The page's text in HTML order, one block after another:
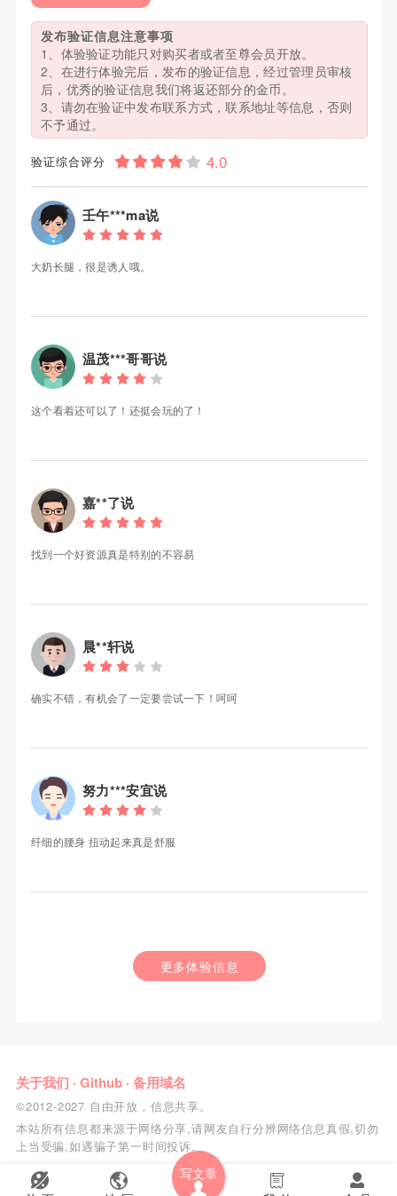
写文章
发布验证信息注意事项
1、体验验证功能只对购买者或者至尊会员开放。
2、在进行体验完后，发布的验证信息，经过管理员审核
后，优秀的验证信息我们将返还部分的金币。
3、请勿在验证中发布联系方式，联系地址等信息，否则
不予通过。
验证综合评分
壬午***ma说
大奶长腿，很是诱人哦。
温茂***哥哥说
这个看着还可以了！还挺会玩的了！
嘉**了说
找到一个好资源真是特别的不容易
晨**轩说
确实不错，有机会了一定要尝试一下！呵呵
努力***安宜说
纤细的腰身 扭动起来真是舒服
更多体验信息
关于我们 · Github· 备用域名
©2012-2027 自由开放，信息共享。
本站所有信息都来源于网络分享,请网友自行分辨网络信息真假,切勿
上当受骗,如遇骗子第一时间投诉.